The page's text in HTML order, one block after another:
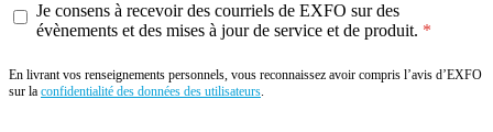
Je consens à recevoir des courriels de EXFO sur des
évènements et des mises à jour de service et de produit.
En livrant vos renseignements personnels, vous reconnaissez avoir compris l’avis d’EXFO
sur la confidentialité des données des utilisateurs.